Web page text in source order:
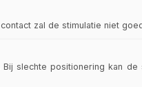
zal de stimulatie niet
slechte positionering kan de